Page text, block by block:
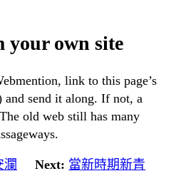
your own site
link to this page’s
and send it along. If not, a
old web still has many
瀾
Next: 當新時期新青